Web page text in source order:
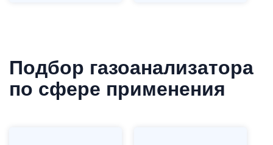
Подбор газоанализатора
по сфере применения